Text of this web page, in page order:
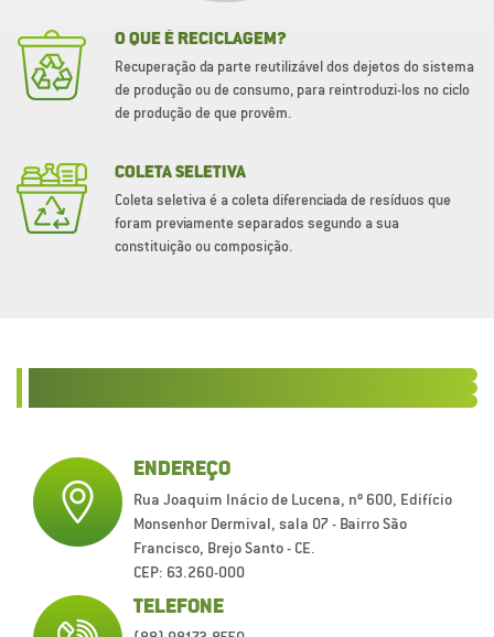
O QUE É RECICLAGEM?
Recuperação da parte reutilizável dos dejetos do sistema
de produção ou de consumo, para reintroduzi-los no ciclo
de produção de que provêm.
COLETA SELETIVA
Coleta seletiva é a coleta diferenciada de resíduos que
foram previamente separados segundo a sua
constituição ou composição.
ENDEREÇO
Rua Joaquim Inácio de Lucena, nº 600, Edifício
Monsenhor Dermival, sala 07 - Bairro São
Francisco, Brejo Santo - CE.
CEP: 63.260-000
TELEFONE